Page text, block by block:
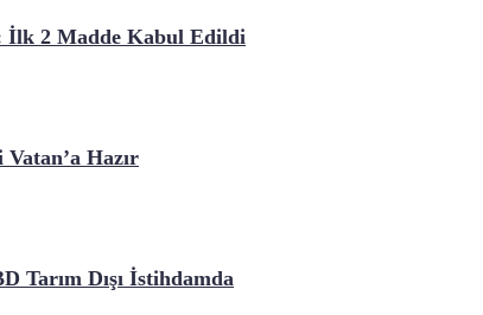
İlk 2 Madde Kabul Edildi
Hazır
Tarım Dışı İstihdamda